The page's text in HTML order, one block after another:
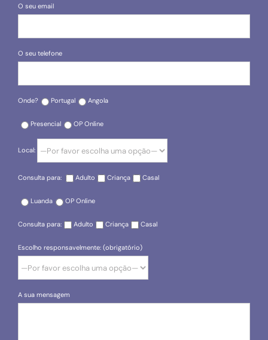
O seu email
O seu telefone
Onde? Portugal Angola
Presencial OP Online
Local:
Consulta para: Adulto Criança Casal
Luanda OP Online
Consulta para: Adulto Criança Casal
Escolho responsavelmente: (obrigatório)
A sua mensagem